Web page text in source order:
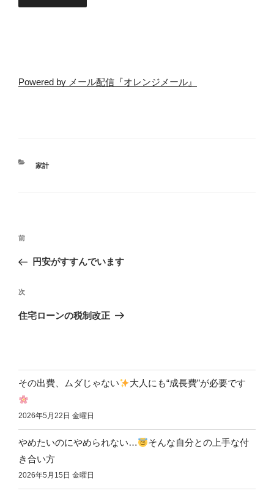
Powered by メール配信『オレンジメール』
家計
前
円安がすすんでいます
次
住宅ローンの税制改正
その出費、ムダじゃない 大人にも“成長費”が必要です
2026年5月22日 金曜日
やめたいのにやめられない…
そんな自分との上手な付
き合い方
2026年5月15日 金曜日